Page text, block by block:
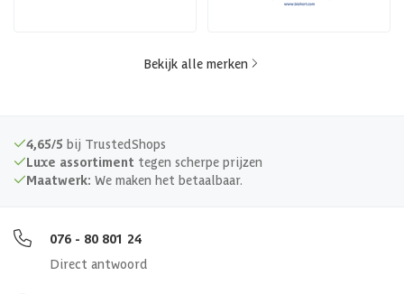
Bekijk alle merken
4,65/5 bij TrustedShops
Luxe assortiment tegen scherpe prijzen
Maatwerk: We maken het betaalbaar.
076 - 80 801 24
Direct antwoord